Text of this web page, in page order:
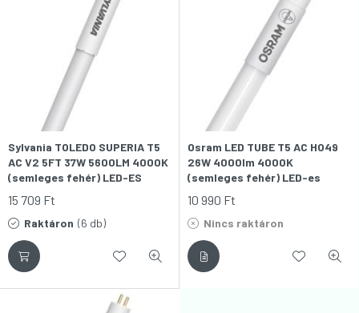
Sylvania TOLEDO SUPERIA T5
AC V2 5FT 37W 5600LM 4000K
(semleges fehér) LED-ES
15 709 Ft
Raktáron (6 db)
Osram LED TUBE T5 AC HO49
26W 4000lm 4000K
(semleges fehér) LED-es
10 990 Ft
Nincs raktáron